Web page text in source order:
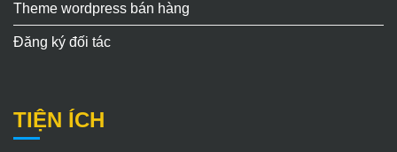
Theme wordpress bán hàng
Đăng ký đối tác
TIỆN ÍCH